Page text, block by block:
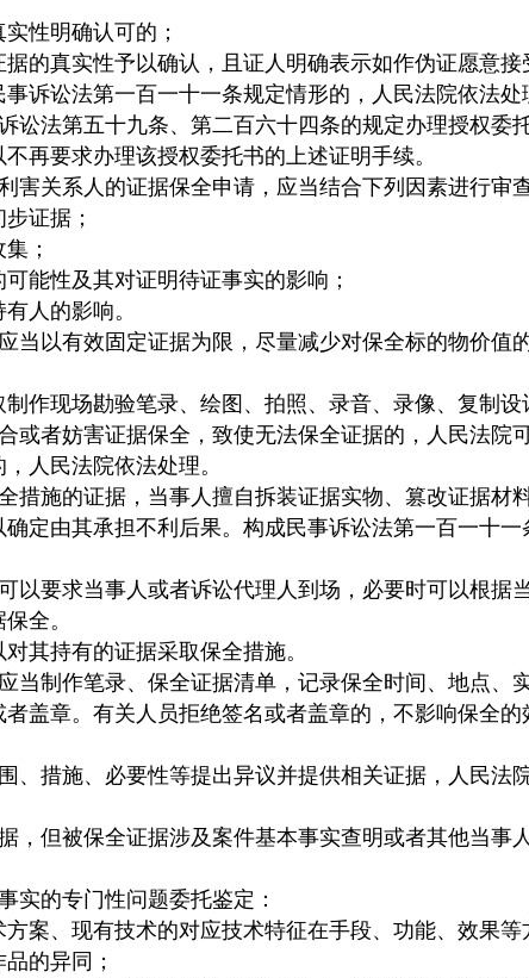
性明确认可的；
真实性予以确认，且证人明确表示如作伪证愿意接
讼法第一百一十一条规定情形的，人民法院依法处
讼法第五十九条、第二百六十四条的规定办理授权委
再要求办理该授权委托书的上述证明手续。
害关系人的证据保全申请，应当结合下列因素进行审查
证据；
；
性及其对证明待证事实的影响；
人的影响。
当以有效固定证据为限，尽量减少对保全标的物价值
现场勘验笔录、绘图、拍照、录音、录像、复制设
或者妨害证据保全，致使无法保全证据的，人民法院
人民法院依法处理。
措施的证据，当事人擅自拆装证据实物、篡改证据材
定由其承担不利后果。构成民事诉讼法第一百一十
以要求当事人或者诉讼代理人到场，必要时可以根据
全。
持有的证据采取保全措施。
当制作笔录、保全证据清单，记录保全时间、地点、
盖章。有关人员拒绝签名或者盖章的，不影响保全
、措施、必要性等提出异议并提供相关证据，人民法
，但被保全证据涉及案件基本事实查明或者其他当事
实的专门性问题委托鉴定：
、现有技术的对应技术特征在手段、功能、效果等
的异同；